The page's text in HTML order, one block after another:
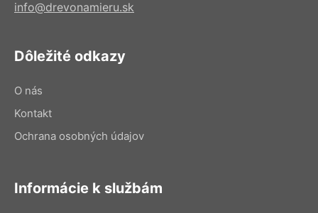
info@drevonamieru.sk
Dôležité odkazy
O nás
Kontakt
Ochrana osobných údajov
Informácie k službám